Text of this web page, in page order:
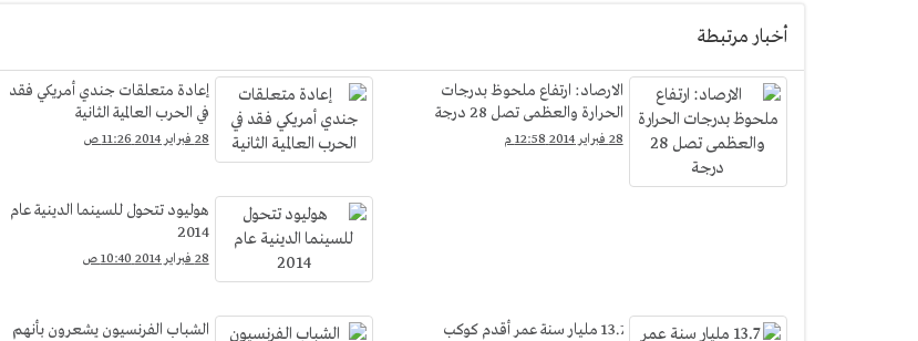
أخبار مرتبطة
الارصاد: ارتفاع ملحوظ بدرجات
الحرارة والعظمى تصل 28 درجة
28 فبراير 2014 12:58 م
إعادة متعلقات جندي أمريكي فقد
في الحرب العالمية الثانية
28 فبراير 2014 11:26 ص
هوليود تتحول للسينما الدينية عام
2014
28 فبراير 2014 10:40 ص
13.7 مليار سنة عمر أقدم كوكب
الشباب الفرنسيون يشعرون بأنهم